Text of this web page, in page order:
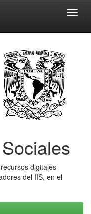
digitales
del IIS, en el